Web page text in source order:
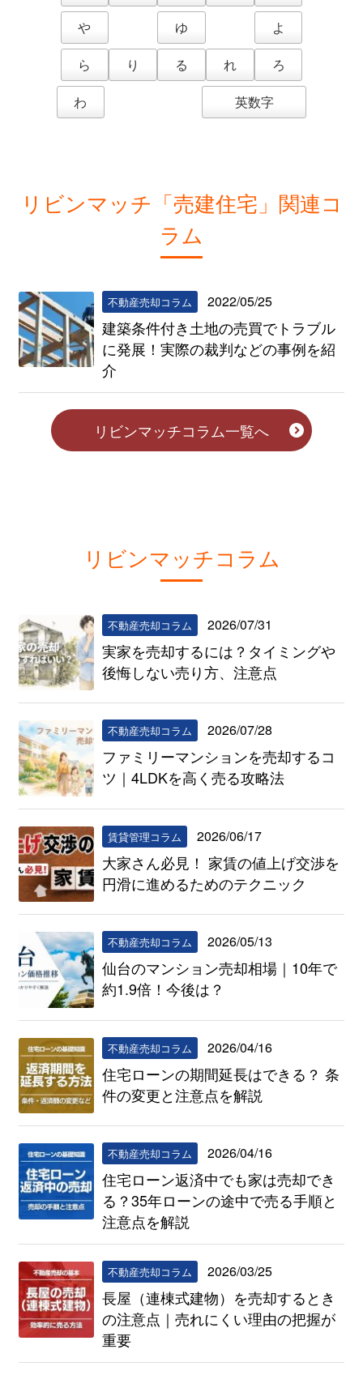
や
ゆ
よ
ら
り る れ
ろ
わ
英数字
リビンマッチ「売建住宅」関連コ
ラム
不動産売却コラム 2022/05/25
建築条件付き土地の売買でトラブル
に発展！実際の裁判などの事例を紹
介
リビンマッチコラム一覧へ
リビンマッチコラム
不動産売却コラム 2026/07/31
実家を売却するには？タイミングや
後悔しない売り方、注意点
不動産売却コラム 2026/07/28
ファミリーマンションを売却するコ
ツ｜4LDKを高く売る攻略法
賃貸管理コラム 2026/06/17
大家さん必見！ 家賃の値上げ交渉を
円滑に進めるためのテクニック
不動産売却コラム 2026/05/13
仙台のマンション売却相場｜10年で
約1.9倍！今後は？
不動産売却コラム 2026/04/16
住宅ローンの期間延長はできる？ 条
件の変更と注意点を解説
不動産売却コラム 2026/04/16
住宅ローン返済中でも家は売却でき
る？35年ローンの途中で売る手順と
注意点を解説
不動産売却コラム 2026/03/25
長屋（連棟式建物）を売却するとき
の注意点｜売れにくい理由の把握が
重要